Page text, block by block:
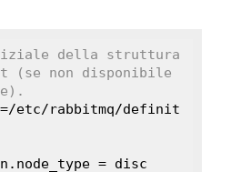
della struttura
(se non disponibile
etc/rabbitmq/definit
= disc